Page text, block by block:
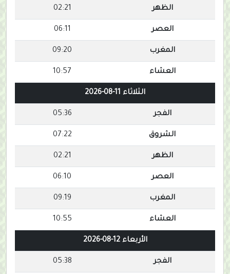
الظهر 02:21
العصر 06:11
المغرب 09:20
العشاء 10:57
الثلاثاء 11-08-2026
الفجر 05:36
الشروق 07:22
الظهر 02:21
العصر 06:10
المغرب 09:19
العشاء 10:55
الأربعاء 12-08-2026
الفجر 05:38